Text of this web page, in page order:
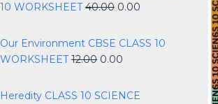
10 WORKSHEET 40.00 0.00
Our Environment CBSE CLASS 10
WORKSHEET 12.00 0.00
Heredity CLASS 10 SCIENCE